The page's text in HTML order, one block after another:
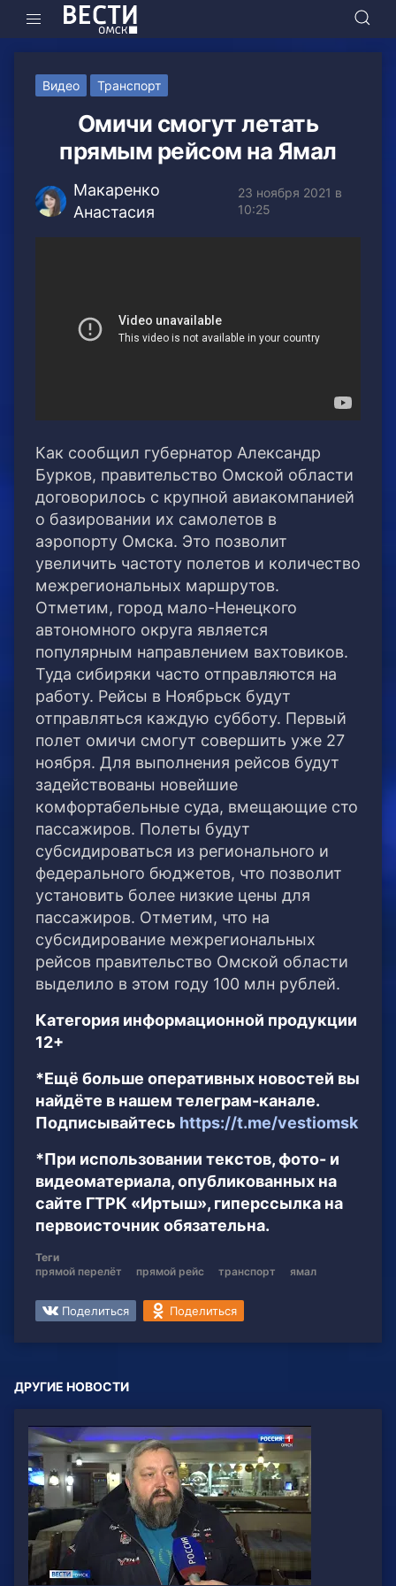
Видео Транспорт
Омичи смогут летать
прямым рейсом на Ямал
Макаренко
Анастасия
23 ноября 2021 в
10:25
Как сообщил губернатор Александр
Бурков, правительство Омской области
договорилось с крупной авиакомпанией
о базировании их самолетов в
аэропорту Омска. Это позволит
увеличить частоту полетов и количество
межрегиональных маршрутов.
Отметим, город мало-Ненецкого
автономного округа является
популярным направлением вахтовиков.
Туда сибиряки часто отправляются на
работу. Рейсы в Ноябрьск будут
отправляться каждую субботу. Первый
полет омичи смогут совершить уже 27
ноября. Для выполнения рейсов будут
задействованы новейшие
комфортабельные суда, вмещающие сто
пассажиров. Полеты будут
субсидироваться из регионального и
федерального бюджетов, что позволит
установить более низкие цены для
пассажиров. Отметим, что на
субсидирование межрегиональных
рейсов правительство Омской области
выделило в этом году 100 млн рублей.
Категория информационной продукции
12+
*Ещё больше оперативных новостей вы
найдёте в нашем телеграм-канале.
Подписывайтесь https://t.me/vestiomsk
*При использовании текстов, фото- и
видеоматериала, опубликованных на
сайте ГТРК «Иртыш», гиперссылка на
первоисточник обязательна.
Теги
прямой перелёт
прямой рейс транспорт ямал
Поделиться Поделиться
ДРУГИЕ НОВОСТИ